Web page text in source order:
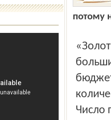
потому
«Золотым» везде у нас дорога Подавляющее
Число